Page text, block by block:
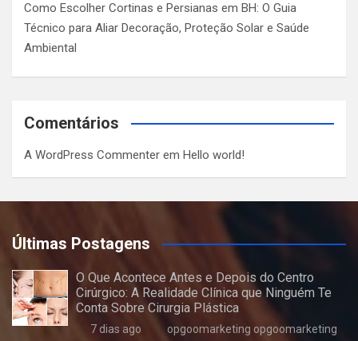
Como Escolher Cortinas e Persianas em BH: O Guia
Técnico para Aliar Decoração, Proteção Solar e Saúde
Ambiental
Comentários
A WordPress Commenter em Hello world!
Últimas Postagens
O Que Acontece Antes e Depois do Centro
Cirúrgico: A Realidade Clínica que Ninguém Te
Conta Sobre Cirurgia Plástica
7 dias ago opgoomarketing opgoomarketing